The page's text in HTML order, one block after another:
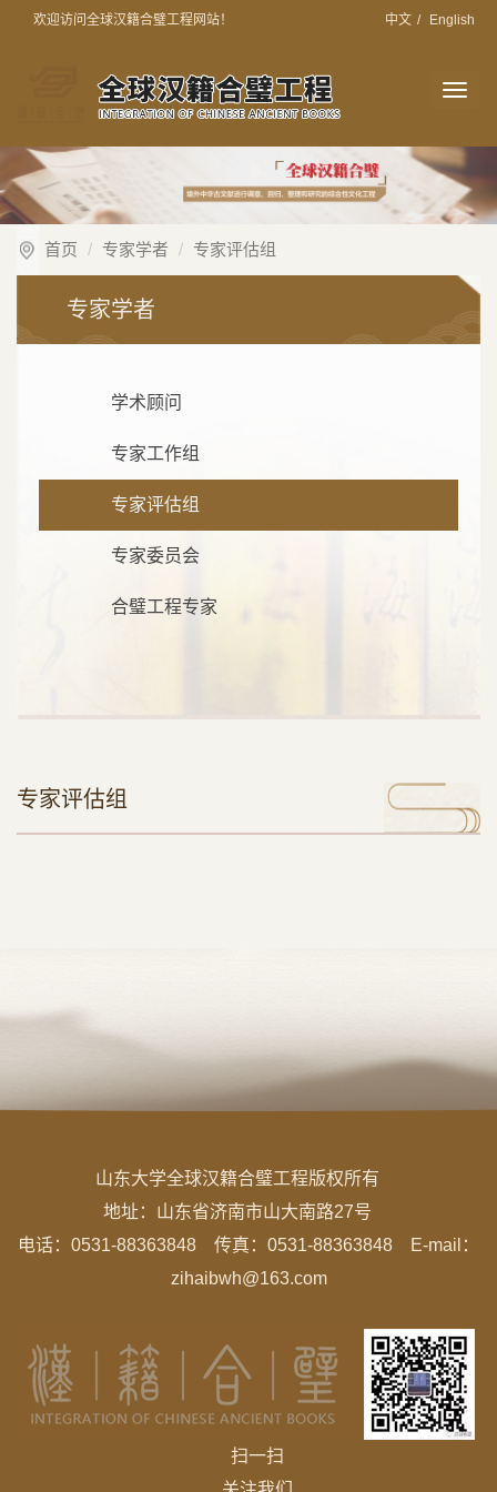
欢迎访问全球汉籍合璧工程网站！ 中文 / English
切
导
航
首页 专家学者 专家评估组
专家学者
学术顾问
专家工作组
专家评估组
专家委员会
合璧工程专家
专家评估组
山东大学全球汉籍合璧工程版权所有
地址： 山东省济南市山大南路27号
电话：0531-88363848 传真：0531-88363848 E-mail：
zihaibwh@163.com
扫一扫